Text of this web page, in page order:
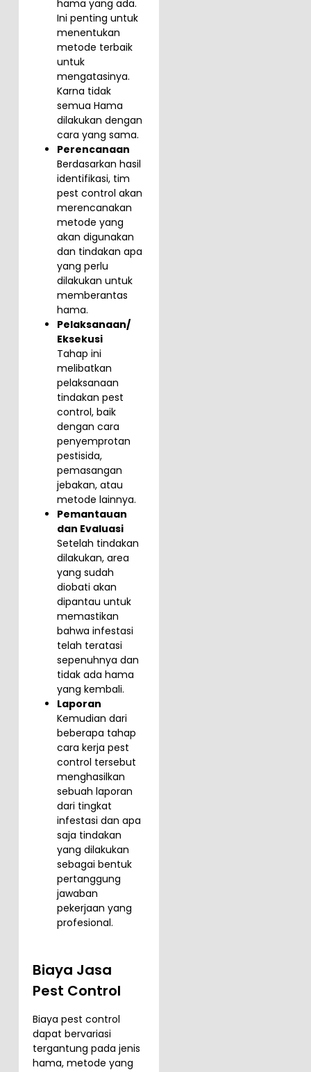
hama yang ada.
Ini penting untuk
menentukan
metode terbaik
untuk
mengatasinya.
Karna tidak
semua Hama
dilakukan dengan
cara yang sama.
Perencanaan
Berdasarkan hasil
identifikasi, tim
pest control akan
merencanakan
metode yang
akan digunakan
dan tindakan apa
yang perlu
dilakukan untuk
memberantas
hama.
Pelaksanaan/
Eksekusi
Tahap ini
melibatkan
pelaksanaan
tindakan pest
control, baik
dengan cara
penyemprotan
pestisida,
pemasangan
jebakan, atau
metode lainnya.
Pemantauan
dan Evaluasi
Setelah tindakan
dilakukan, area
yang sudah
diobati akan
dipantau untuk
memastikan
bahwa infestasi
telah teratasi
sepenuhnya dan
tidak ada hama
yang kembali.
Laporan
Kemudian dari
beberapa tahap
cara kerja pest
control tersebut
menghasilkan
sebuah laporan
dari tingkat
infestasi dan apa
saja tindakan
yang dilakukan
sebagai bentuk
pertanggung
jawaban
pekerjaan yang
profesional.
Biaya Jasa
Pest Control
Biaya pest control
dapat bervariasi
tergantung pada jenis
hama, metode yang